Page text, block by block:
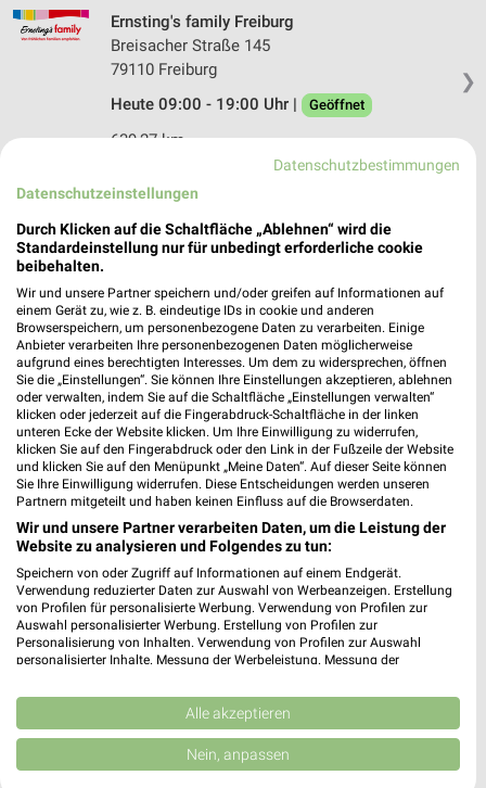
❯
Ernsting's family Freiburg
Breisacher Straße 145
79110 Freiburg
Heute 09:00 - 19:00 Uhr |
Geöffnet
639,27 km
Ernsting's family Freiburg
Schiffstraße 7
79098 Freiburg
Heute 09:00 - 20:00 Uhr | Geöffnet
639,03 km
Rossmann Freiburg
Krozinger Str. 7-11
79114 Freiburg
Heute 08:00 - 20:00 Uhr | Geöffnet
641,01 km • Angebote: 3 Prospekte
Ernsting's family Strasburg
Markt 17
17335 Strasburg
Heute 09:00 - 18:00 Uhr | Geöffnet
Ernsting's family Kehl
Hauptstr. 32
Datenschutzbestimmungen
Datenschutzeinstellungen
Durch Klicken auf die Schaltfläche „Ablehnen“ wird die
Standardeinstellung nur für unbedingt erforderliche cookie
beibehalten.
Wir und unsere Partner speichern und/oder greifen auf Informationen auf
einem Gerät zu, wie z. B. eindeutige IDs in cookie und anderen
Browserspeichern, um personenbezogene Daten zu verarbeiten. Einige
Anbieter verarbeiten Ihre personenbezogenen Daten möglicherweise
aufgrund eines berechtigten Interesses. Um dem zu widersprechen, öffnen
Sie die „Einstellungen“. Sie können Ihre Einstellungen akzeptieren, ablehnen
oder verwalten, indem Sie auf die Schaltfläche „Einstellungen verwalten“
klicken oder jederzeit auf die Fingerabdruck-Schaltfläche in der linken
unteren Ecke der Website klicken. Um Ihre Einwilligung zu widerrufen,
klicken Sie auf den Fingerabdruck oder den Link in der Fußzeile der Website
und klicken Sie auf den Menüpunkt „Meine Daten“. Auf dieser Seite können
Sie Ihre Einwilligung widerrufen. Diese Entscheidungen werden unseren
Partnern mitgeteilt und haben keinen Einfluss auf die Browserdaten.
Wir und unsere Partner verarbeiten Daten, um die Leistung der
Website zu analysieren und Folgendes zu tun:
Speichern von oder Zugriff auf Informationen auf einem Endgerät.
Verwendung reduzierter Daten zur Auswahl von Werbeanzeigen. Erstellung
von Profilen für personalisierte Werbung. Verwendung von Profilen zur
Auswahl personalisierter Werbung. Erstellung von Profilen zur
Personalisierung von Inhalten. Verwendung von Profilen zur Auswahl
personalisierter Inhalte. Messung der Werbeleistung. Messung der
Kombinationen von Daten aus verschiedenen Quellen. Entwicklung und
Verbesserung der Angebote. Verwendung reduzierter Daten zur Auswahl
von Inhalten.
Daten können außerhalb der Europäischen Union weitergegeben und in die
USA gesendet werden.
Alle akzeptieren
Nein, anpassen